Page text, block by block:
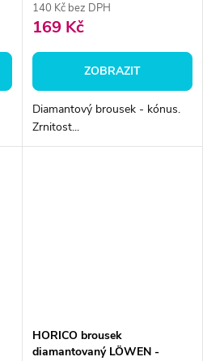
140 Kč bez DPH
169 Kč
ZOBRAZIT
Diamantový brousek - kónus.
Zrnitost...
HORICO brousek
diamantovaný LÖWEN -